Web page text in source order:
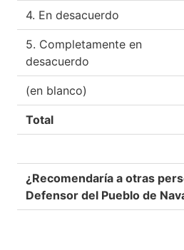
4. En desacuerdo
5. Completamente en
desacuerdo
(en blanco)
Total
¿Recomendaría a otras
Defensor del Pueblo de